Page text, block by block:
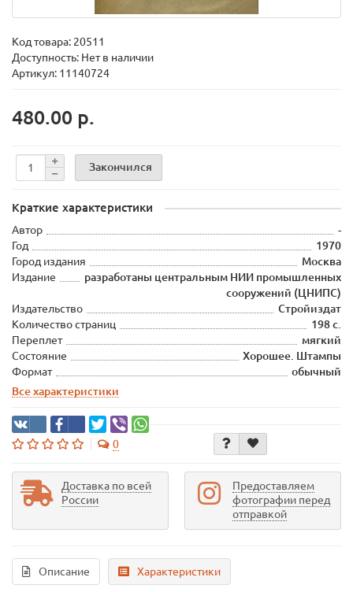
Код товара: 20511
Доступность: Нет в наличии
Артикул: 11140724
480.00 р.
Закончился
Краткие характеристики
Автор
-
Год
1970
Город издания
Москва
Издание
разработаны центральным НИИ промышленных
сооружений (ЦНИПС)
Издательство
Стройиздат
Количество страниц
198 с.
Переплет
мягкий
Состояние
Хорошее. Штампы
Формат
обычный
Все характеристики
0
Доставка по всей
России
Предоставляем
фотографии перед
отправкой
Описание Характеристики